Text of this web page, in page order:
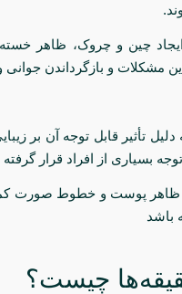
ایجاد چین و چروک، ظاهر
مشکلات و بازگرداندن
تأثیر قابل توجه آن بر
بسیاری از افراد قرار
ظاهر پوست و خطوط صورت
باشد
چیست؟